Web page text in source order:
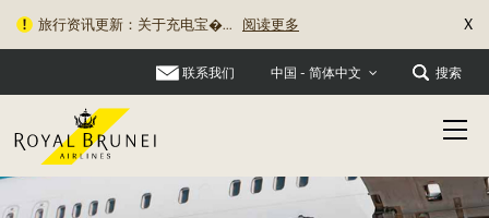
旅行资讯更新：关于充电宝�... 阅读更多 X
联系我们 中国 - 简体中文 搜索